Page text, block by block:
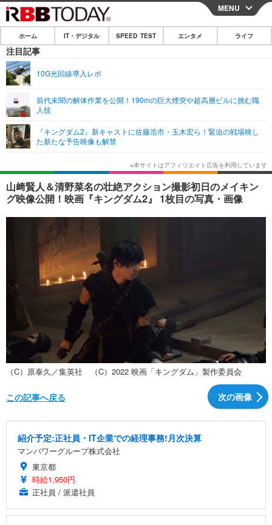
CLOSE
ホーム
IT・デジタル
ショッピング その他
エンタメ
エンタメTOP
韓国・芸能
音楽 スポーツ
ショッピング
ライフ
ライフTOP グルメ
ペット ショッピング
その他
リリース一覧
プッシュ通知の停止方法
MENU
ホーム IT・デジタル SPEED TEST エンタメ ライフ
注目記事
10G光回線導入レポ
前代未聞の解体作業を公開！190mの巨大煙突や超高層ビルに挑む職
人技
『キングダム2』新キャストに佐藤浩市・玉木宏ら！緊迫の戦場映し
た新たな予告映像も解禁
山﨑賢人＆清野菜名の壮絶アクション撮影初日のメイキン
グ映像公開！映画『キングダム2』 1枚目の写真・画像
（C）原泰久／集英社 （C）2022 映画「キングダム」製作委員会
次の画像
この記事へ戻る
紹介予定:正社員・IT企業での経理事務!月次決算
マンパワーグループ株式会社
東京都
時給1,950円
正社員 / 派遣社員